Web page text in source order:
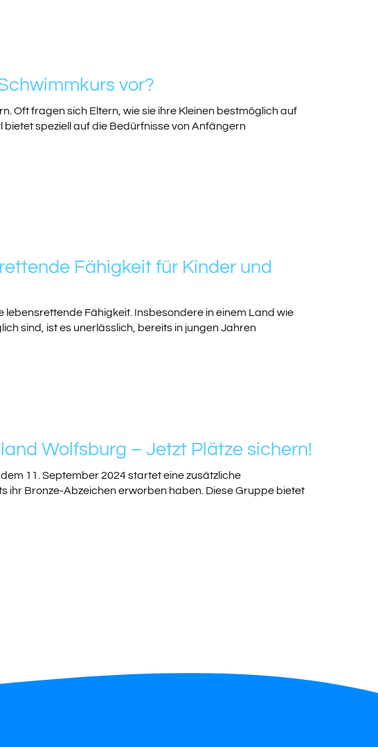
vor?
Oft fragen sich Eltern, wie sie ihre Kleinen bestmöglich auf
speziell auf die Bedürfnisse von Anfängern
Fähigkeit für Kinder und
lebensrettende Fähigkeit. Insbesondere in einem Land wie
sind, ist es unerlässlich, bereits in jungen Jahren
Wolfsburg – Jetzt Plätze sichern!
11. September 2024 startet eine zusätzliche
ihr Bronze-Abzeichen erworben haben. Diese Gruppe bietet